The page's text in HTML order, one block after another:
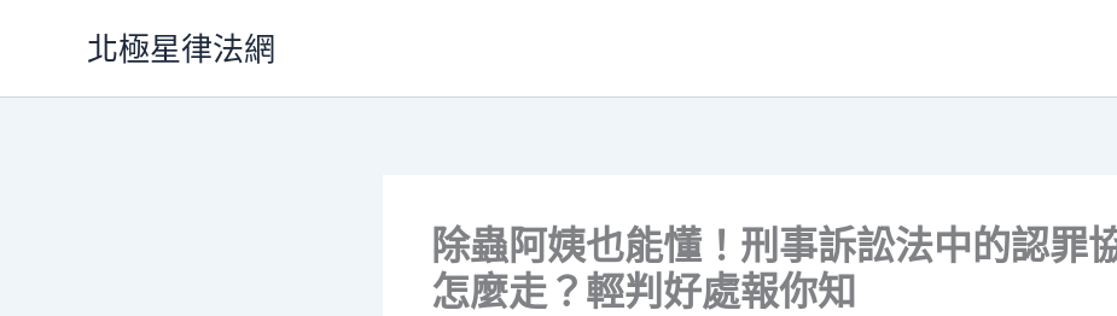
北極星律法網
除蟲阿姨也能懂！刑事訴訟法中的認罪
怎麼走？輕判好處報你知